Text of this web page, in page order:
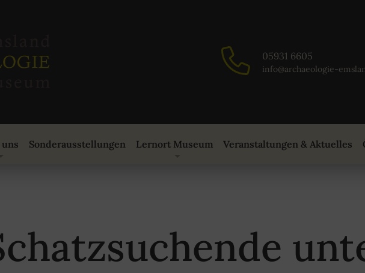
05931 6605
info@archaeologie-
Sonderausstellungen Lernort Museum Veranstaltungen & Aktuelles